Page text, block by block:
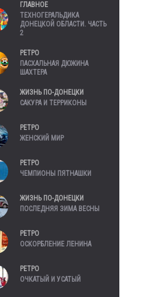
ГЛАВНОЕ
ТЕХНОГЕРАЛЬДИКА
ДОНЕЦКОЙ ОБЛАСТИ. ЧАСТЬ
2
РЕТРО
ПАСХАЛЬНАЯ ДЮЖИНА
ШАХТЕРА
ЖИЗНЬ ПО-ДОНЕЦКИ
САКУРА И ТЕРРИКОНЫ
РЕТРО
ЖЕНСКИЙ МИР
РЕТРО
ЧЕМПИОНЫ ПЯТНАШКИ
ЖИЗНЬ ПО-ДОНЕЦКИ
ПОСЛЕДНЯЯ ЗИМА ВЕСНЫ
РЕТРО
ОСКОРБЛЕНИЕ ЛЕНИНА
РЕТРО
ОЧКАТЫЙ И УСАТЫЙ